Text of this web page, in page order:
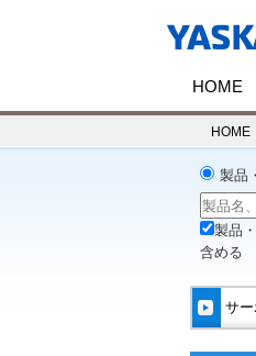
HOME
HOME
製品
製品
含める
サ